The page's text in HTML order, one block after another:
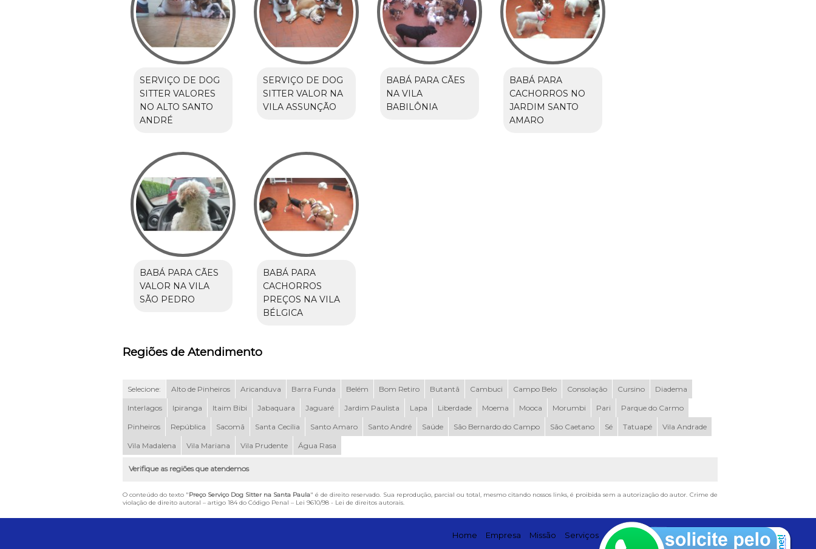
SERVIÇO DE DOG
SITTER VALORES
NO ALTO SANTO
ANDRÉ
SERVIÇO DE DOG
SITTER VALOR NA
VILA ASSUNÇÃO
BABÁ PARA CÃES
NA VILA
BABILÔNIA
BABÁ PARA
CACHORROS NO
JARDIM SANTO
AMARO
BABÁ PARA CÃES
VALOR NA VILA
SÃO PEDRO
BABÁ PARA
CACHORROS
PREÇOS NA VILA
BÉLGICA
Regiões de Atendimento
Selecione: Alto de Pinheiros Aricanduva Barra Funda Belém Bom Retiro Butantã Cambuci Campo Belo Consolação Cursino Diadema
Interlagos Ipiranga Itaim Bibi Jabaquara Jaguaré Jardim Paulista Lapa Liberdade Moema Mooca Morumbi Pari Parque do Carmo
Pinheiros República Sacomã Santa Cecília Santo Amaro Santo André Saúde São Bernardo do Campo São Caetano Sé Tatuapé Vila Andrade
Vila Madalena Vila Mariana Vila Prudente Água Rasa
Verifique as regiões que atendemos
O conteúdo do texto "Preço Serviço Dog Sitter na Santa Paula" é de direito reservado. Sua reprodução, parcial ou total, mesmo citando nossos links, é proibida sem a autorização do autor. Crime de
violação de direito autoral – artigo 184 do Código Penal – Lei 9610/98 - Lei de direitos autorais.
Home Empresa Missão Serviços Contato Mapa do site